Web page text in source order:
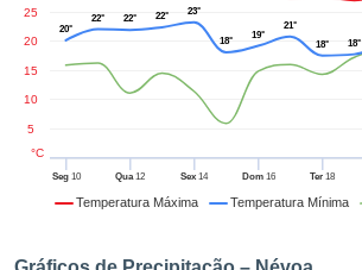
e
forma
digital
ou
permite-
Temperatura Máxima Temperatura Mínima
Seg10 Qua12 Sex 14 Dom16 Ter 18
5
10
15
20
25
°C
20°
22° 22° 22° 23°
18°
19°
21°
18°
18°